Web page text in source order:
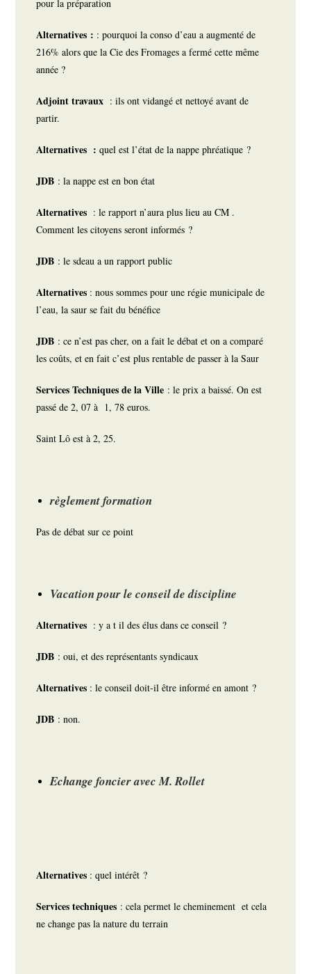
pour la préparation
Alternatives : : pourquoi la conso d’eau a augmenté de
216% alors que la Cie des Fromages a fermé cette même
année ?
Adjoint travaux : ils ont vidangé et nettoyé avant de
partir.
Alternatives :quel est l’état de la nappe phréatique ?
JDB : la nappe est en bon état
Alternatives : le rapport n’aura plus lieu au CM .
Comment les citoyens seront informés ?
JDB : le sdeau a un rapport public
Alternatives : nous sommes pour une régie municipale de
l’eau, la saur se fait du bénéfice
JDB : ce n’est pas cher, on a fait le débat et on a comparé
les coûts, et en fait c’est plus rentable de passer à la Saur
Services Techniques de la Ville : le prix a baissé. On est
passé de 2, 07 à 1, 78 euros.
Saint Lô est à 2, 25.
règlement formation
Pas de débat sur ce point
Vacation pour le conseil de discipline
Alternatives : y a t il des élus dans ce conseil ?
JDB : oui, et des représentants syndicaux
Alternatives : le conseil doit-il être informé en amont ?
JDB : non.
Echange foncier avec M. Rollet
Alternatives : quel intérêt ?
Services techniques : cela permet le cheminement et cela
ne change pas la nature du terrain